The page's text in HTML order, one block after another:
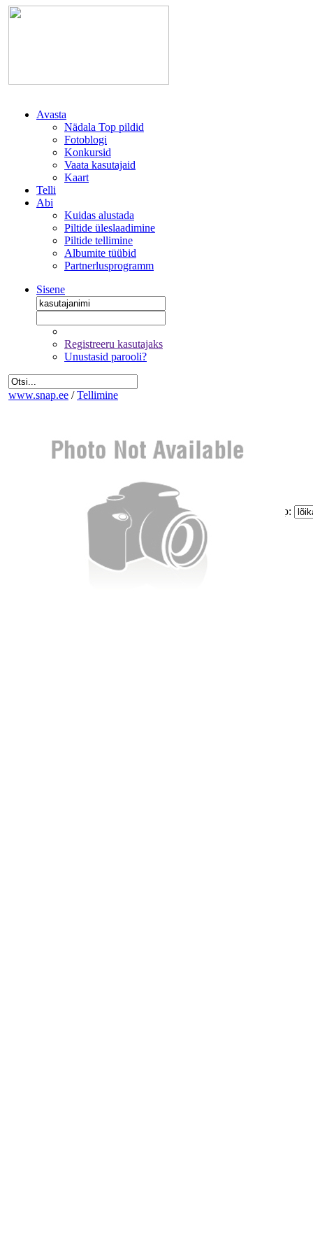
Avasta
Nädala Top pildid
Fotoblogi
Konkursid
Vaata kasutajaid
Kaart
Telli
Abi
Kuidas alustada
Piltide üleslaadimine
Piltide tellimine
Albumite tüübid
Partnerlusprogramm
Sisene
Registreeru kasutajaks
Unustasid parooli?
www.snap.ee / Tellimine
Kogus:
Paberi tüüp:
Lõike tüüp:
Eemalda kõik pildid tellimusest
Miinimum tellimus on 1.60 €